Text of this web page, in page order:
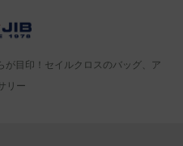
が目印！セイルクロスのバッグ、ア
リー